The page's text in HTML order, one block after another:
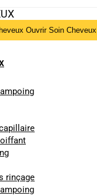
Ouvrir Soin Cheveux
rinçage